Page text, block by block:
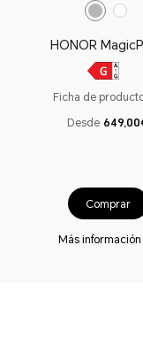
HONOR
Ficha de
Desde
Comprar
Más información